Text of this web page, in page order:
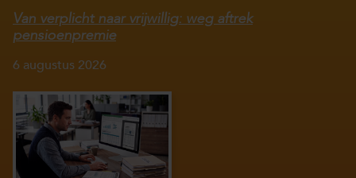
Van verplicht naar vrijwillig: weg aftrek
pensioenpremie
6 augustus 2026